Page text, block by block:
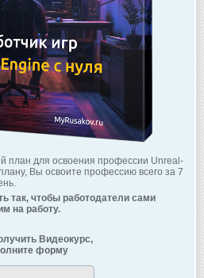
план для освоения профессии Unreal-
Вы освоите профессию всего за 7
так, чтобы работодатели сами
на работу.
Видеокурс,
форму